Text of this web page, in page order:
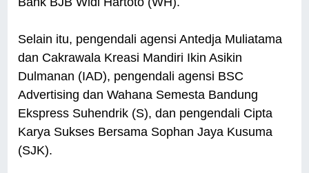
Selain itu, pengendali agensi Antedja Muliatama
dan Cakrawala Kreasi Mandiri Ikin Asikin
Dulmanan (IAD), pengendali agensi BSC
Advertising dan Wahana Semesta Bandung
Ekspress Suhendrik (S), dan pengendali Cipta
Karya Sukses Bersama Sophan Jaya Kusuma
(SJK).